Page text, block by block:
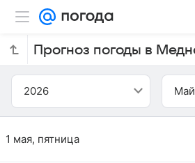
2026 Май
1 мая, пятница